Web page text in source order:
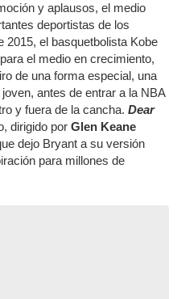
y aplausos, el medio
deportistas de los
2015, el basquetbolista Kobe
el medio en crecimiento,
de una forma especial, una
antes de entrar a la NBA
y fuera de la cancha. Dear
dirigido por Glen Keane
dejo Bryant a su versión
para millones de